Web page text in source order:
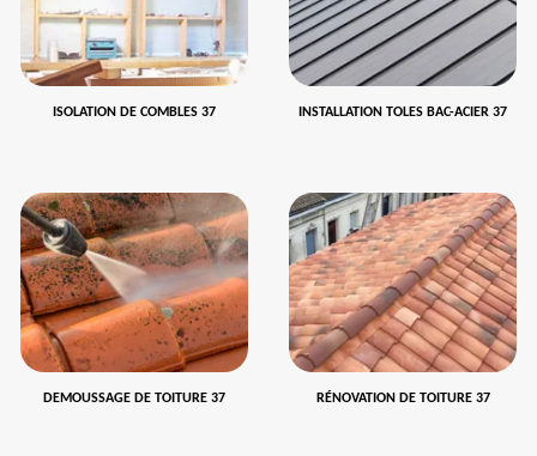
ISOLATION DE COMBLES 37 INSTALLATION TOLES BAC-ACIER 37
DEMOUSSAGE DE TOITURE 37 RÉNOVATION DE TOITURE 37